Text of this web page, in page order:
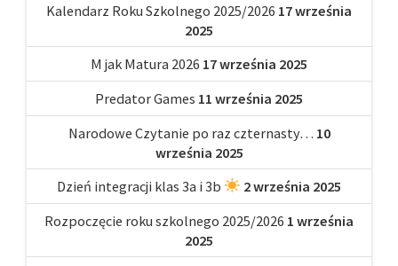
Kalendarz Roku Szkolnego 2025/2026 17 września
2025
M jak Matura 2026 17 września 2025
Predator Games 11 września 2025
Narodowe Czytanie po raz czternasty… 10
września 2025
Dzień integracji klas 3a i 3b
2 września 2025
Rozpoczęcie roku szkolnego 2025/2026 1 września
2025